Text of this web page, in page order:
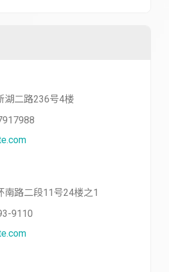
湖二路236号4楼
南路二段11号24楼之1
9110